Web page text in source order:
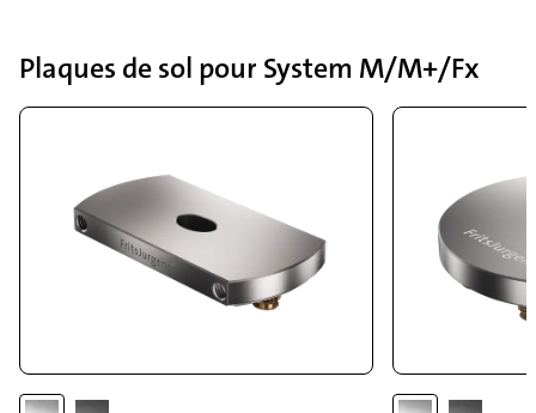
Plaques de sol pour System M/M+/Fx